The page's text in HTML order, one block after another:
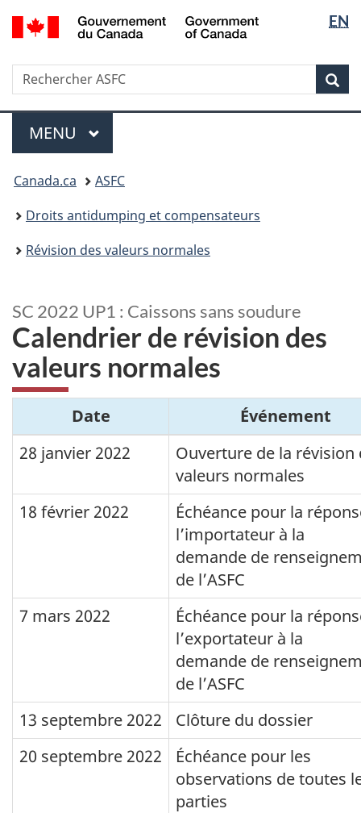
Passer
au
Passer
à
HTML
simplifiée
la
langue
EN
Recherche
Rechercher
ASFC
Menu
MENU PRINCIPAL
êtes
ici
Canada.ca
ASFC
Droits antidumping et compensateurs
Révision des valeurs normales
SC 2022 UP1 : Caissons sans soudure
Calendrier de révision des
valeurs normales
Date
Événement
28 janvier 2022
Ouverture de la révision
valeurs normales
18 février 2022
Échéance pour la
l’importateur à la
demande de
de l’ASFC
7 mars 2022
Échéance pour la
l’exportateur à la
demande de
de l’ASFC
13 septembre 2022
Clôture du dossier
20 septembre 2022
Échéance pour les
observations de toutes
parties